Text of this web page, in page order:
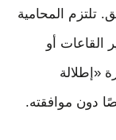
تلتزم المحامية
القاعات أو
«إطلالة
دون موافقته.